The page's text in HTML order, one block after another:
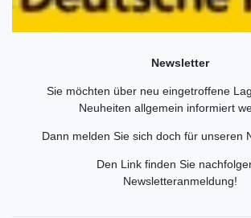
Newsletter
Sie möchten über neu eingetroffene
Neuheiten allgemein informiert
Dann melden Sie sich doch für unseren
Den Link finden Sie
Newsletteranmeldung!